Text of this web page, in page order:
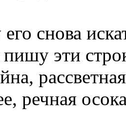
снова
эти
речная